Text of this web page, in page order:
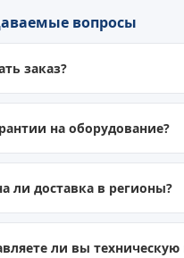
вопросы
заказ?
на оборудование?
ли доставка в регионы?
ли вы